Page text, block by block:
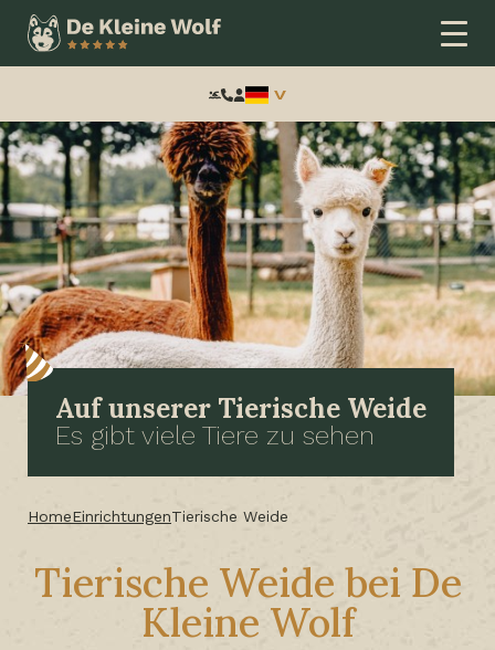
Frontend
search:
Auf unserer Tierische Weide
Es gibt viele Tiere zu sehen
HomeEinrichtungenTierische Weide
Tierische Weide bei De
Kleine Wolf